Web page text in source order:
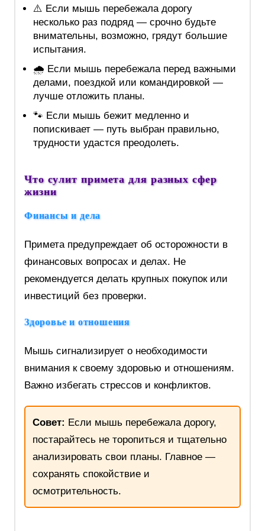
⚠️ Если мышь перебежала дорогу
несколько раз подряд — срочно будьте
внимательны, возможно, грядут большие
испытания.
🌧 Если мышь перебежала перед важными
делами, поездкой или командировкой —
лучше отложить планы.
🐾 Если мышь бежит медленно и
попискивает — путь выбран правильно,
трудности удастся преодолеть.
Что сулит примета для разных сфер
жизни
Финансы и дела
Примета предупреждает об осторожности в
финансовых вопросах и делах. Не
рекомендуется делать крупных покупок или
инвестиций без проверки.
Здоровье и отношения
Мышь сигнализирует о необходимости
внимания к своему здоровью и отношениям.
Важно избегать стрессов и конфликтов.
Совет: Если мышь перебежала дорогу,
постарайтесь не торопиться и тщательно
анализировать свои планы. Главное —
сохранять спокойствие и
осмотрительность.